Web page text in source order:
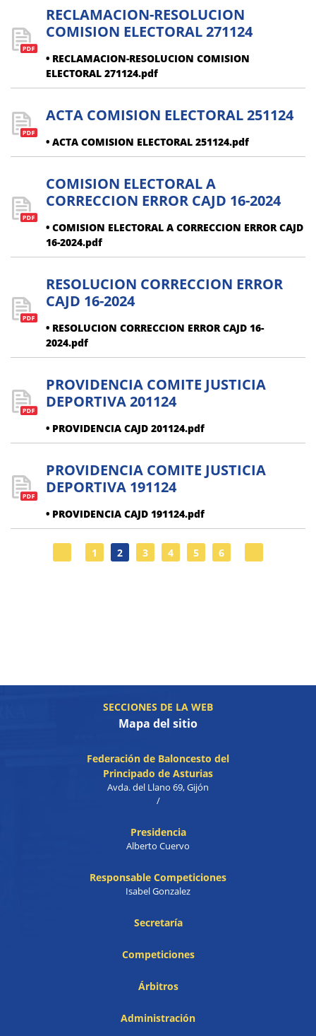
RECLAMACION-RESOLUCION
COMISION ELECTORAL 271124
• RECLAMACION-RESOLUCION COMISION
ELECTORAL 271124.pdf
ACTA COMISION ELECTORAL 251124
• ACTA COMISION ELECTORAL 251124.pdf
COMISION ELECTORAL A
CORRECCION ERROR CAJD 16-2024
• COMISION ELECTORAL A CORRECCION ERROR CAJD
16-2024.pdf
RESOLUCION CORRECCION ERROR
CAJD 16-2024
• RESOLUCION CORRECCION ERROR CAJD 16-
2024.pdf
PROVIDENCIA COMITE JUSTICIA
DEPORTIVA 201124
• PROVIDENCIA CAJD 201124.pdf
PROVIDENCIA COMITE JUSTICIA
DEPORTIVA 191124
• PROVIDENCIA CAJD 191124.pdf
1 2 3 4 5 6
SECCIONES DE LA WEB
Mapa del sitio
Federación de Baloncesto del
Principado de Asturias
Avda. del Llano 69, Gijón
/
Presidencia
Alberto Cuervo
Responsable Competiciones
Isabel Gonzalez
Secretaría
Competiciones
Árbitros
Administración